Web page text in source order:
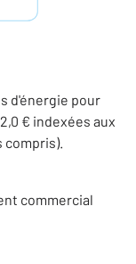
d'énergie pour
€ indexées aux
compris).
commercial